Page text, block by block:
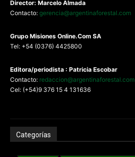
Director: Marcelo Almada
Contacto: gerencia@argentinaforestal.com
Grupo Misiones Online.Com SA
Tel: +54 (0376) 4425800
Editora/periodista : Patricia Escobar
Contacto: redaccion@argentinaforestal.com
Cel: (+54)9 376 15 4 131636
Categorías